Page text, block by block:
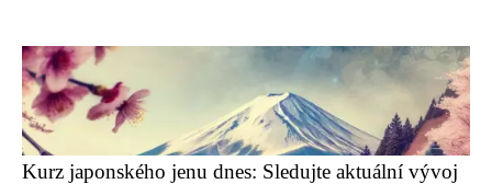
Kurz japonského jenu dnes: Sledujte aktuální vývoj